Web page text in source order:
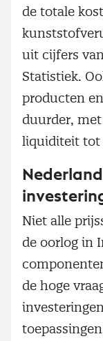
de totale
uit cijfers
Statistiek.
producten
duurder,
liquiditeit tot
Niet alle
de oorlog in
de hoge